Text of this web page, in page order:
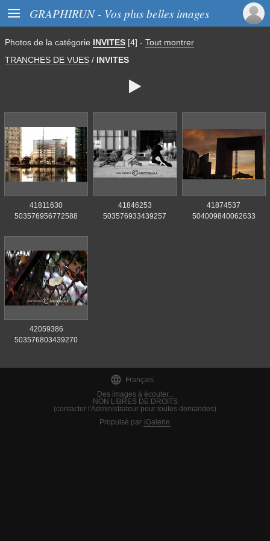
 GRAPHIRUN - Vos plus belles images
Photos de la catégorie INVITES [4] - Tout montrer
TRANCHES DE VUES / INVITES

41811630
503576956772588
n
41846253
503576933439257
41874537
504009840062633
42059386
503576803439270

Français
Des images à écouter...
NON LIBRES DE DROITS
(contacter l'Administrateur pour toutes demandes)
Propulsé par iGalerie